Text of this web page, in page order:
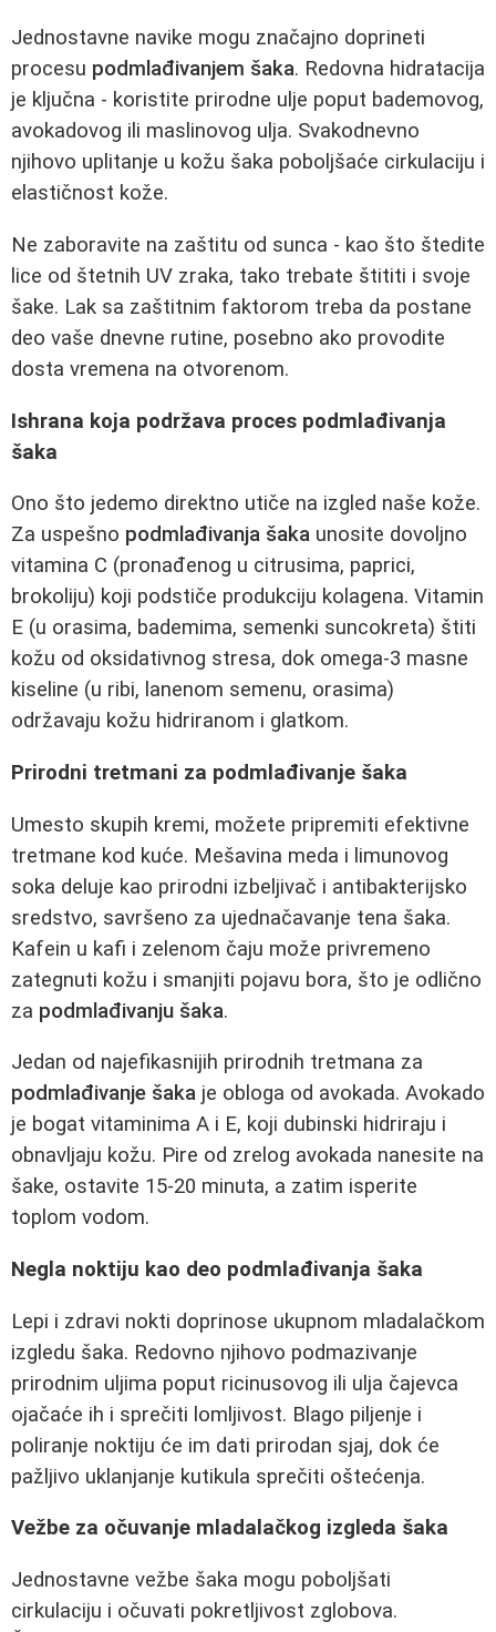
Jednostavne navike mogu značajno doprineti
procesu podmlađivanjem šaka. Redovna hidratacija
je ključna - koristite prirodne ulje poput bademovog,
avokadovog ili maslinovog ulja. Svakodnevno
njihovo uplitanje u kožu šaka poboljšaće cirkulaciju i
elastičnost kože.
Ne zaboravite na zaštitu od sunca - kao što štedite
lice od štetnih UV zraka, tako trebate štititi i svoje
šake. Lak sa zaštitnim faktorom treba da postane
deo vaše dnevne rutine, posebno ako provodite
dosta vremena na otvorenom.
Ishrana koja podržava proces podmlađivanja
šaka
Ono što jedemo direktno utiče na izgled naše kože.
Za uspešno podmlađivanja šaka unosite dovoljno
vitamina C (pronađenog u citrusima, paprici,
brokoliju) koji podstiče produkciju kolagena. Vitamin
E (u orasima, bademima, semenki suncokreta) štiti
kožu od oksidativnog stresa, dok omega-3 masne
kiseline (u ribi, lanenom semenu, orasima)
održavaju kožu hidriranom i glatkom.
Prirodni tretmani za podmlađivanje šaka
Umesto skupih kremi, možete pripremiti efektivne
tretmane kod kuće. Mešavina meda i limunovog
soka deluje kao prirodni izbeljivač i antibakterijsko
sredstvo, savršeno za ujednačavanje tena šaka.
Kafein u kafi i zelenom čaju može privremeno
zategnuti kožu i smanjiti pojavu bora, što je odlično
za podmlađivanju šaka.
Jedan od najefikasnijih prirodnih tretmana za
podmlađivanje šaka je obloga od avokada. Avokado
je bogat vitaminima A i E, koji dubinski hidriraju i
obnavljaju kožu. Pire od zrelog avokada nanesite na
šake, ostavite 15-20 minuta, a zatim isperite
toplom vodom.
Negla noktiju kao deo podmlađivanja šaka
Lepi i zdravi nokti doprinose ukupnom mladalačkom
izgledu šaka. Redovno njihovo podmazivanje
prirodnim uljima poput ricinusovog ili ulja čajevca
ojačaće ih i sprečiti lomljivost. Blago piljenje i
poliranje noktiju će im dati prirodan sjaj, dok će
pažljivo uklanjanje kutikula sprečiti oštećenja.
Vežbe za očuvanje mladalačkog izgleda šaka
Jednostavne vežbe šaka mogu poboljšati
cirkulaciju i očuvati pokretljivost zglobova.